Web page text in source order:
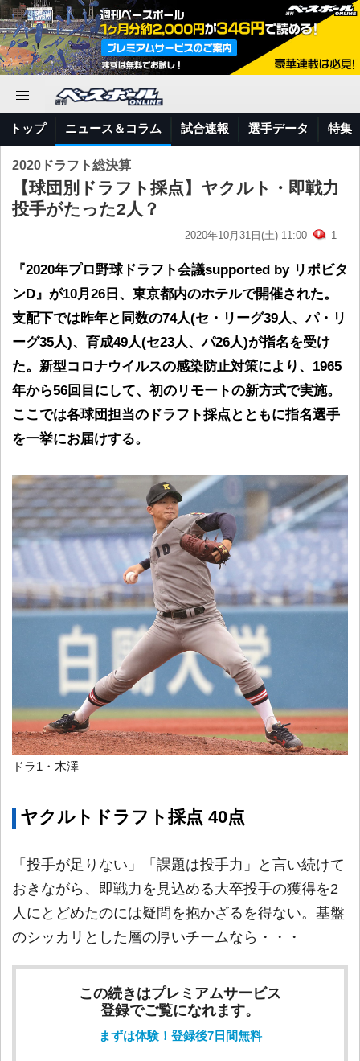
トップ ニュース＆コラム 試合速報 選手データ 特集
2020ドラフト総決算
【球団別ドラフト採点】ヤクルト・即戦力
投手がたった2人？
2020年10月31日(土) 11:00 1
『2020年プロ野球ドラフト会議supported by リポビタ
ンD』が10月26日、東京都内のホテルで開催された。
支配下では昨年と同数の74人(セ・リーグ39人、パ・リ
ーグ35人)、育成49人(セ23人、パ26人)が指名を受け
た。新型コロナウイルスの感染防止対策により、1965
年から56回目にして、初のリモートの新方式で実施。
ここでは各球団担当のドラフト採点とともに指名選手
を一挙にお届けする。
ドラ1・木澤
ヤクルトドラフト採点 40点
「投手が足りない」「課題は投手力」と言い続けて
おきながら、即戦力を見込める大卒投手の獲得を2
人にとどめたのには疑問を抱かざるを得ない。基盤
のシッカリとした層の厚いチームなら・・・
この続きはプレミアムサービス
登録でご覧になれます。
まずは体験！登録後7日間無料